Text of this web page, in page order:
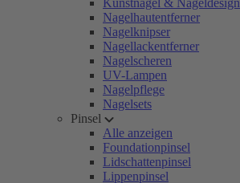
Kunstnägel & Nageldesign
Nagelhautentferner
Nagelknipser
Nagellackentferner
Nagelscheren
UV-Lampen
Nagelpflege
Nagelsets
Pinsel
Alle anzeigen
Foundationpinsel
Lidschattenpinsel
Lippenpinsel